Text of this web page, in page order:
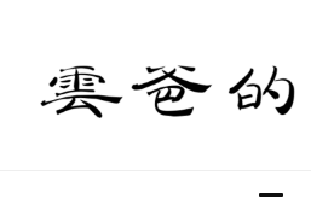
primary
navigation
content
primary
sidebar